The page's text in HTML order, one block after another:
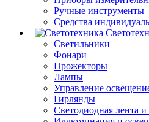
Ручные инструменты
Средства
Светильники
Фонари
Прожекторы
Лампы
Управление
Гирлянды
Светодиодная лента